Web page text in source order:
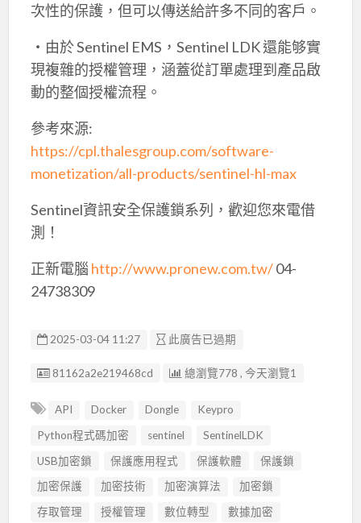
次性的保護，但可以傳送給許多不同的客戶。
‧由於 Sentinel EMS，Sentinel LDK 還能够實
現複雜的授權管理，涵蓋從訂單處理到產品啟
動的整個授權流程。
參考來源:
https://cpl.thalesgroup.com/software-
monetization/all-products/sentinel-hl-max
Sentinel資訊安全保護鎖系列，歡迎您來電借
測！
正新電腦 http://www.pronew.com.tw/04-
24738309
2025-03-04 11:27 此廣告已過期
廣告编號
81162a2e219468cd 總瀏覽778 , 今天瀏覽1
API Docker Dongle
Keypro
Python程式碼加密
sentinel
SentinelLDK
USB加密鎖
保護應用程式 保護軟體
保護鎖
加密保護
加密技術 加密演算法
加密鎖
存取管理
授權管理 數位轉型
數據加密